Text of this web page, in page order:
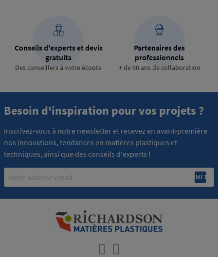
Conseils d'experts et devis
gratuits
Des conseillers à votre écoute
Partenaires des
professionnels
+ de 60 ans de collaboration
Besoin d'inspiration pour vos projets ?
Inscrivez-vous à notre newsletter et recevez en avant-première
nos innovations, tendances en matières plastiques et
techniques, ainsi que des conseils d'experts !
Email